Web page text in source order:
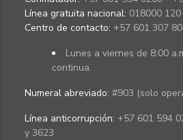
Línea gratuita nacional: 018000
Centro de contacto: +57 601 307
Lunes a viernes de 8:00
continua.
Numeral abreviado: #903 (solo
Línea anticorrupción: +57 601 594
y 3623